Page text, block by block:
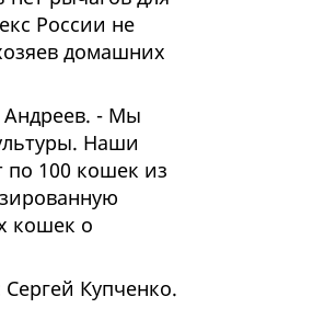
России не
домашних
Андреев. - Мы
Наши
по 100 кошек из
кошек о
Купченко.